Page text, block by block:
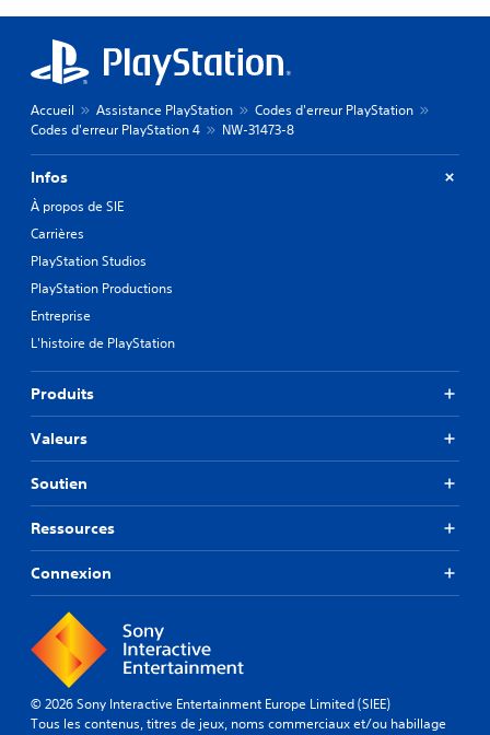
Accueil Assistance PlayStation
Codes d'erreur PlayStation
Codes d'erreur PlayStation 4
NW-31473-8
Infos
À propos de SIE
Carrières
PlayStation Studios
PlayStation Productions
Entreprise
L'histoire de PlayStation
Produits
Valeurs
Soutien
Ressources
Connexion
© 2026 Sony Interactive Entertainment Europe Limited (SIEE)
Tous les contenus, titres de jeux, noms commerciaux et/ou habillage